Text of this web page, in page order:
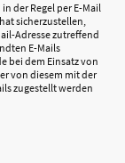
der Regel per E-Mail
sicherzustellen,
Adresse zutreffend
E-Mails
bei dem Einsatz von
von diesem mit der
zugestellt werden